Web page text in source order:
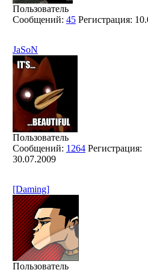
Пользователь
Сообщений: 45 Регистрация:
JaSoN
Пользователь
Сообщений: 1264 Регистрация:
30.07.2009
[Daming]
Пользователь